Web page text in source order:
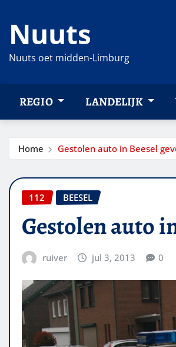
naar
inhoud
Nuuts
Nuuts oet midden-Limburg
REGIO LANDELIJK
Home Gestolen auto in Beesel
112 BEESEL
Gestolen auto
ruiver jul 3, 2013 0